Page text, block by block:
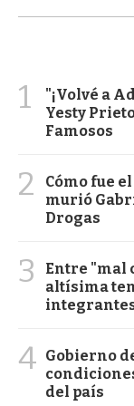
1
"¡Volvé a
Yesty
Famosos
2
Cómo fue
murió
Drogas
3
Entre "mal
altísima
4 Gobierno
del país